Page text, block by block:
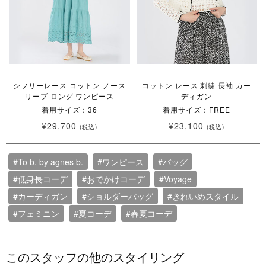
シフリーレース コットン ノース
リーブ ロング ワンピース
着用サイズ：36
¥29,700 (税込)
コットン レース 刺繍 長袖 カー
ディガン
着用サイズ：FREE
¥23,100 (税込)
#To b. by agnes b. #ワンピース
#バッグ
#低身長コーデ
#おでかけコーデ
#Voyage
#カーディガン
#ショルダーバッグ
#きれいめスタイル
#フェミニン
#夏コーデ #春夏コーデ
このスタッフの他のスタイリング